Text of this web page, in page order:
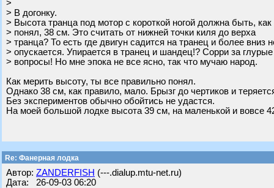
>
> В догонку.
> Высота транца под мотор с короткой ногой должна быть, как
> понял, 38 см. Это считать от нижней точки киля до верха
> транца? То есть где двигун садится на транец и более вниз
> опускается. Упирается в транец и шандец!? Сорри за глурые
> вопросы! Но мне эпока не все ясно, так что мучаю народ.
Как мерить высоту, ты все правильно понял.
Однако 38 см, как правило, мало. Брызг до чертиков и
Без экспериментов обычно обойтись не удастся.
На моей большой лодке высота 39 см, на маленькой и вовсе
Re: Фанерная лодка
Автор: ZANDERFISH (---.dialup.mtu-net.ru)
Дата: 26-09-03 06:20